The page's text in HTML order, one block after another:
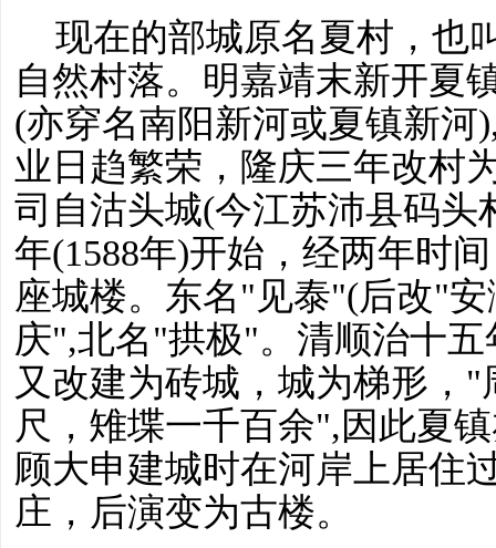
现在的部城原名夏村，也
自然村落。明嘉靖末新开夏
(亦穿名南阳新河或夏镇新
业日趋繁荣，隆庆三年改村
司自沽头城(今江苏沛县码
年(1588年)开始，经两年时
座城楼。东名"见泰"(后改"
庆",北名"拱极"。清顺治十五
又改建为砖城，城为梯形，
尺，雉堞一千百余",因此夏
顾大申建城时在河岸上居住
庄，后演变为古楼。